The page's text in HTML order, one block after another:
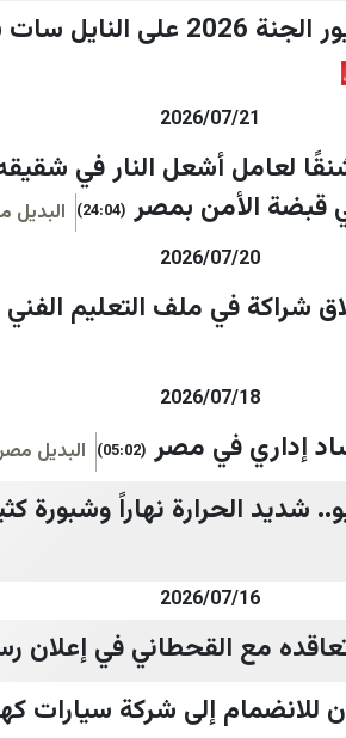
2026/07/21
شنقًا لعامل أشعل النار في
(24:04)
البديل
2026/07/20
شراكة في ملف التعليم الفني
2026/07/18
إداري في مصر (05:02) البديل
2026/07/16
مع القحطاني في إعلان
للانضمام إلى شركة سيارات